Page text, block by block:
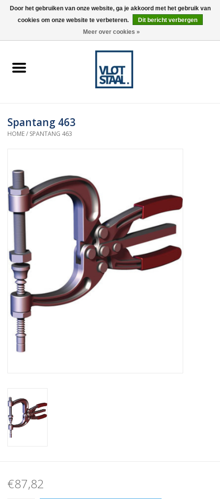
0 Artikelen - €0,00
spanners
Tips
Winkelwagen
Spantang 463
HOME/ SPANTANG 463
€87,82
Door het gebruiken van onze website, ga je akkoord met het gebruik van
cookies om onze website te verbeteren.
Dit bericht verbergen
Meer over cookies »